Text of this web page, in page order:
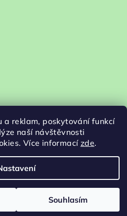
a reklam, poskytování funkcí
naší návštěvnosti
Více informací zde.
Souhlasím
nastavení cookies
Shoptet